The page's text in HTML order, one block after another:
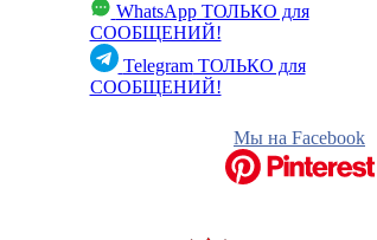
WhatsAppТОЛЬКО для
СООБЩЕНИЙ!
TelegramТОЛЬКО для
СООБЩЕНИЙ!
Мы на Facebook